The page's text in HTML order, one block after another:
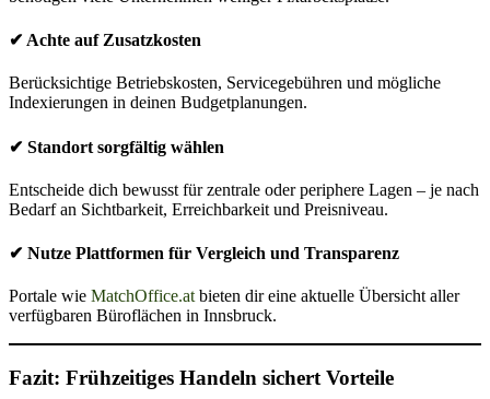
✔ Achte auf Zusatzkosten
Berücksichtige Betriebskosten, Servicegebühren und mögliche
Indexierungen in deinen Budgetplanungen.
✔ Standort sorgfältig wählen
Entscheide dich bewusst für zentrale oder periphere Lagen – je nach
Bedarf an Sichtbarkeit, Erreichbarkeit und Preisniveau.
✔ Nutze Plattformen für Vergleich und Transparenz
Portale wie MatchOffice.at bieten dir eine aktuelle Übersicht aller
verfügbaren Büroflächen in Innsbruck.
Fazit: Frühzeitiges Handeln sichert Vorteile